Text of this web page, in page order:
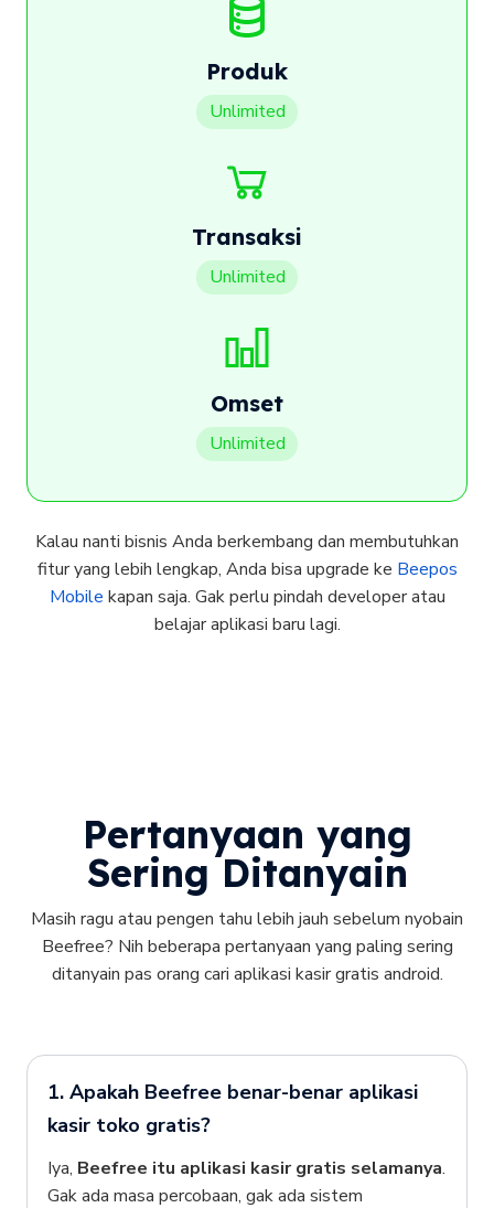
Produk
Unlimited
Transaksi
Unlimited
Omset
Unlimited
Kalau nanti bisnis Anda berkembang dan membutuhkan
fitur yang lebih lengkap, Anda bisa upgrade ke Beepos
Mobile kapan saja. Gak perlu pindah developer atau
belajar aplikasi baru lagi.
Pertanyaan yang
Sering Ditanyain
Masih ragu atau pengen tahu lebih jauh sebelum nyobain
Beefree? Nih beberapa pertanyaan yang paling sering
ditanyain pas orang cari aplikasi kasir gratis android.
1. Apakah Beefree benar-benar aplikasi
kasir toko gratis?
Iya, Beefree itu aplikasi kasir gratis selamanya.
Gak ada masa percobaan, gak ada sistem